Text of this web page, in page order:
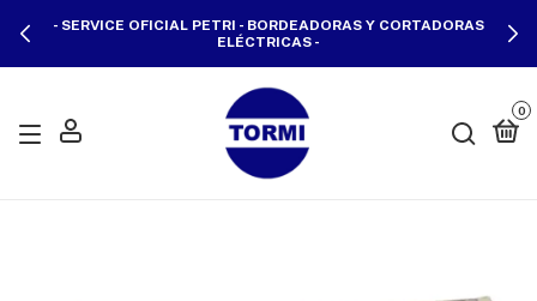
- SERVICE OFICIAL PETRI - BORDEADORAS Y CORTADORAS
ELÉCTRICAS -
0